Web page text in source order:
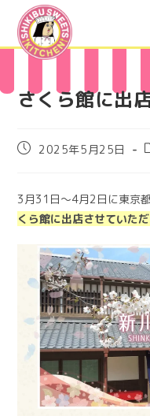
テ
ツ
さくら館に出
投
開
日:
2025年5月25日
3月31日～4月2日に東京
くら館に出店させていただ